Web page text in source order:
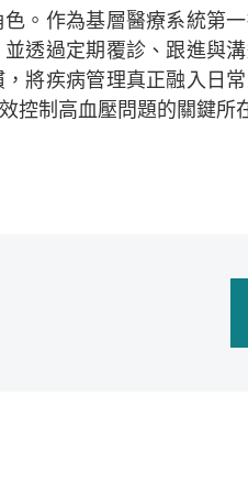
。作為基層醫療系統第
透過定期覆診、跟進與
將疾病管理真正融入日
控制高血壓問題的關鍵所